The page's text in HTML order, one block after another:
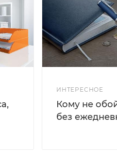
ИНТЕРЕСНОЕ
Кому не
без